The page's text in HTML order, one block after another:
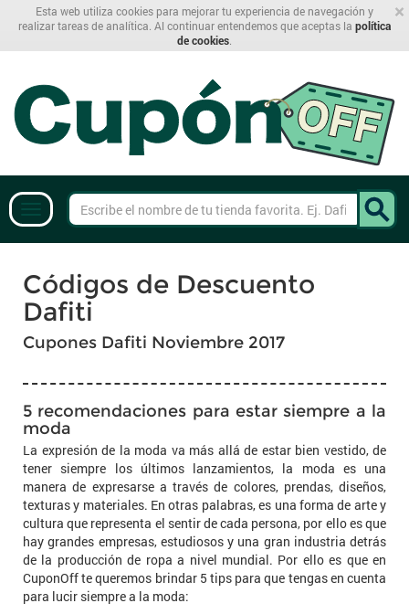
×
Esta web utiliza cookies para mejorar tu experiencia de navegación y
realizar tareas de analítica. Al continuar entendemos que aceptas la política
de cookies
Códigos de Descuento
Dafiti
Cupones Dafiti Noviembre 2017
5 recomendaciones para estar siempre a la
moda
La expresión de la moda va más allá de estar bien vestido, de
tener siempre los últimos lanzamientos, la moda es una
manera de expresarse a través de colores, prendas, diseños,
texturas y materiales. En otras palabras, es una forma de arte y
cultura que representa el sentir de cada persona, por ello es que
hay grandes empresas, estudiosos y una gran industria detrás
de la producción de ropa a nivel mundial. Por ello es que en
CuponOff te queremos brindar 5 tips para que tengas en cuenta
para lucir siempre a la moda: